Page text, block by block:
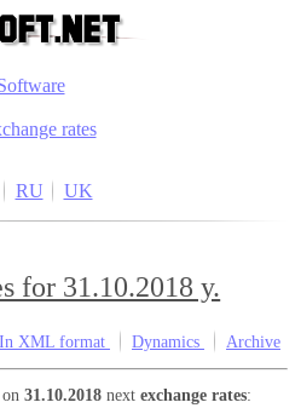
rates
RU UK
for 31.10.2018 y.
In XML format Dynamics Archive
on31.10.2018 nextexchange rates: